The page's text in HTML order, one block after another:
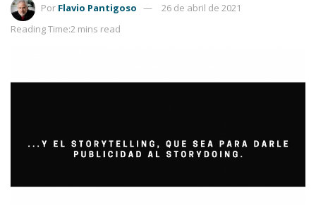
Por Flavio Pantigoso
26 de abril de 2021
Reading Time:2 mins read